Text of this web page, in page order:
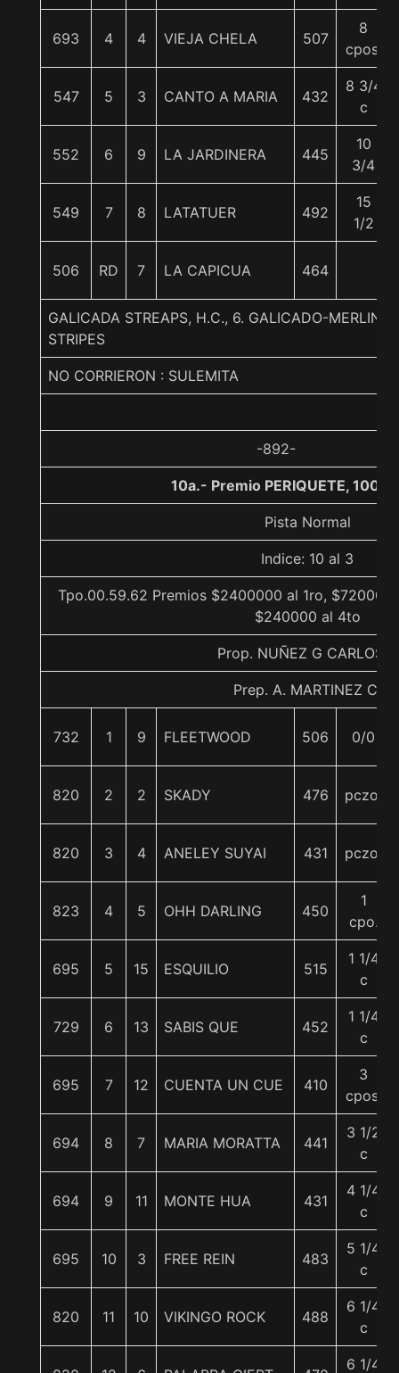
693 4 4 VIEJA CHELA 507
8
cpos.
547 5 3 CANTO A MARIA 432
8 3/4
c
552 6 9 LA JARDINERA 445
10
3/4
549 7 8 LATATUER 492
15
1/2
506 RD 7 LA CAPICUA 464
GALICADA STREAPS, H.C., 6. GALICADO-MERLINA
STRIPES
NO CORRIERON : SULEMITA
-892-
10a.- Premio PERIQUETE, 1000
Pista Normal
Indice: 10 al 3
Tpo.00.59.62 Premios $2400000 al 1ro,
$240000 al 4to
Prop. NUÑEZ G CARLOS E
Prep. A. MARTINEZ C.
732 1 9 FLEETWOOD 506 0/0
820 2 2 SKADY 476 pczo.
820 3 4 ANELEY SUYAI 431 pczo.
823 4 5 OHH DARLING 450
1
cpo.
695 5 15 ESQUILIO 515
1 1/4
c
729 6 13 SABIS QUE 452
1 1/4
c
695 7 12 CUENTA UN CUE 410
3
cpos.
694 8 7 MARIA MORATTA 441
3 1/2
c
694 9 11 MONTE HUA 431
4 1/4
c
695 10 3 FREE REIN 483
5 1/4
c
820 11 10 VIKINGO ROCK 488
6 1/4
c
6 1/4